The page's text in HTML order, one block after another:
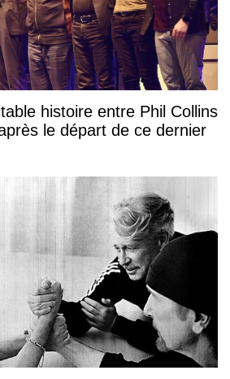
histoire entre Phil Collins
le départ de ce dernier